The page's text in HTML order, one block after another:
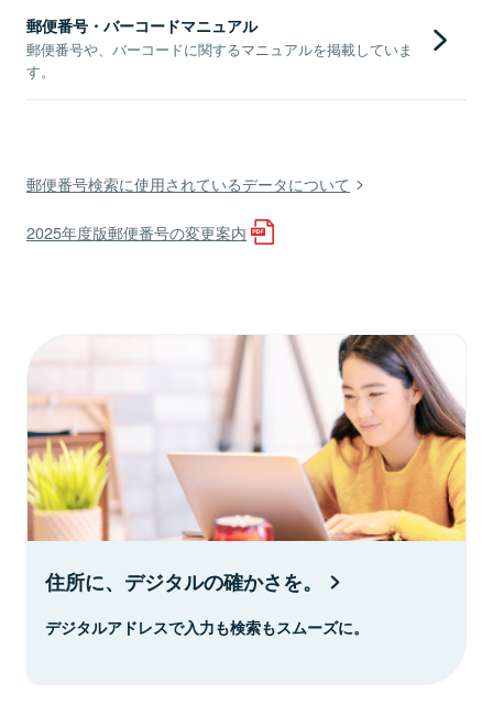
郵便番号・バーコードマニュアル
郵便番号や、バーコードに関するマニュアルを掲載していま
す。
郵便番号検索に使用されているデータについて
2025年度版郵便番号の変更案内
住所に、デジタルの確かさを。
デジタルアドレスで入力も検索もスムーズに。